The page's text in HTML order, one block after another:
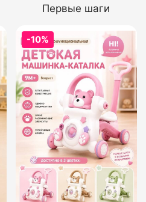
Первые шаги
-10%